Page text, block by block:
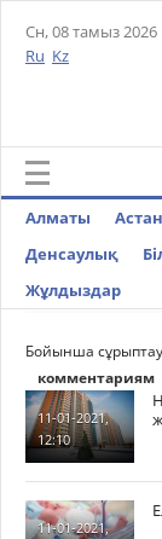
Сн, 08 тамыз 2026
Ru Kz
Алматы
Денсаулық
Жұлдыздар
Бойынша
комментариям
11-01-2021,
12:10
11-01-2021,